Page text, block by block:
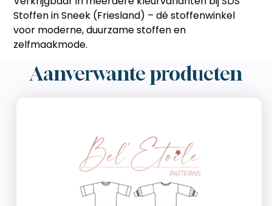
Stoffen in Sneek (Friesland) – dé stoffenwinkel
voor moderne, duurzame stoffen en
zelfmaakmode.
Aanverwante producten